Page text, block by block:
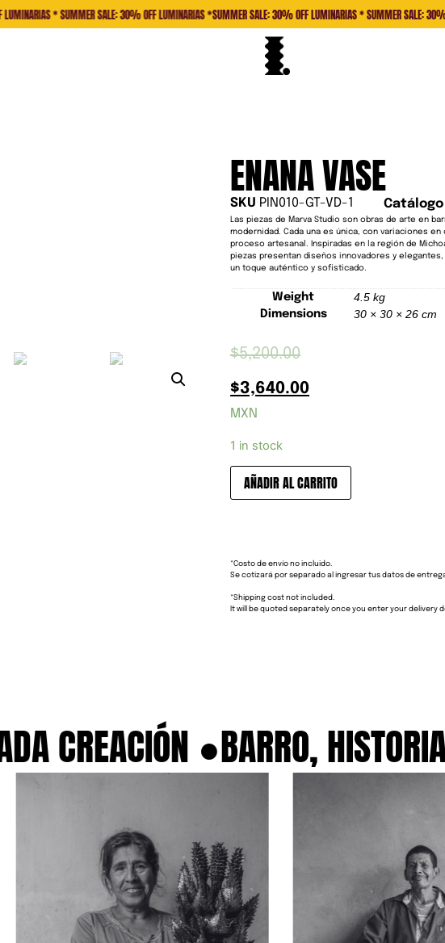
* SUMMER SALE: 30% OFF LUMINARIAS *SUMMER SALE: 30% OFF LUMINARIAS * SUMMER SALE: 30% OFF
ENANA VASE
SKU PIN010-GT-VD-1 Catálogo
Las piezas de Marva Studio son obras de arte en
modernidad. Cada una es única, con variaciones
proceso artesanal. Inspiradas en la región de
piezas presentan diseños innovadores y
un toque auténtico y sofisticado.
Weight 4.5 kg
Dimensions 30 × 30 × 26 cm
$5,200.00
$3,640.00
MXN
1 in stock
AÑADIR AL CARRITO
*Costo de envío no incluido.
Se cotizará por separado al ingresar tus datos de
*Shipping cost not included.
It will be quoted separately once you enter your delivery
CREACIÓN ●BARRO, HISTORIA